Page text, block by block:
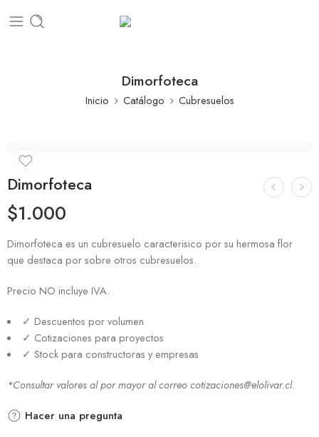
Dimorfoteca
Inicio Catálogo Cubresuelos
Dimorfoteca
$1.000
Dimorfoteca es un cubresuelo caracterisico por su hermosa flor
que destaca por sobre otros cubresuelos.
Precio NO incluye IVA.
✓ Descuentos por volumen
✓ Cotizaciones para proyectos
✓ Stock para constructoras y empresas
*Consultar valores al por mayor al correo cotizaciones@elolivar.cl.
Hacer una pregunta